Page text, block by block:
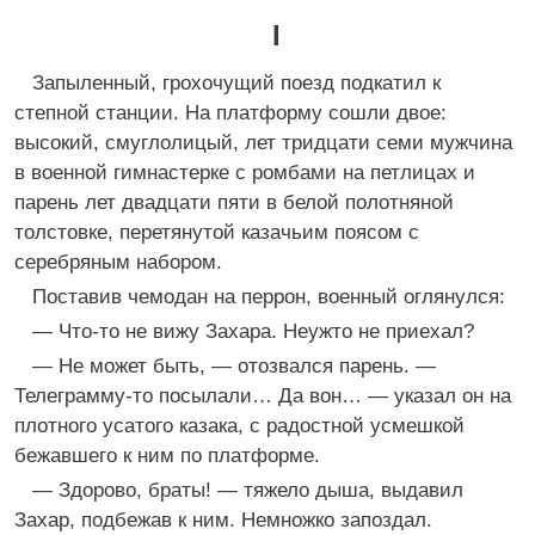
I
Запыленный, грохочущий поезд подкатил к
степной станции. На платформу сошли двое:
высокий, смуглолицый, лет тридцати семи мужчина
в военной гимнастерке с ромбами на петлицах и
парень лет двадцати пяти в белой полотняной
толстовке, перетянутой казачьим поясом с
серебряным набором.
Поставив чемодан на перрон, военный оглянулся:
— Что-то не вижу Захара. Неужто не приехал?
— Не может быть, — отозвался парень. —
Телеграмму-то посылали… Да вон… — указал он на
плотного усатого казака, с радостной усмешкой
бежавшего к ним по платформе.
— Здорово, браты! — тяжело дыша, выдавил
Захар, подбежав к ним. Немножко запоздал.